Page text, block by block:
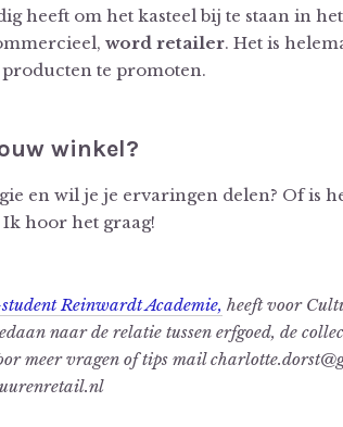
heeft om het kasteel bij te staan in
word retailer. Het is
te promoten.
winkel?
en wil je je ervaringen delen? Of is
hoor het graag!
Reinwardt Academie, heeft voor
naar de relatie tussen erfgoed, de
meer vragen of tips mail